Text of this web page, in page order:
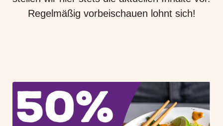
Regelmäßig vorbeischauen lohnt sich!